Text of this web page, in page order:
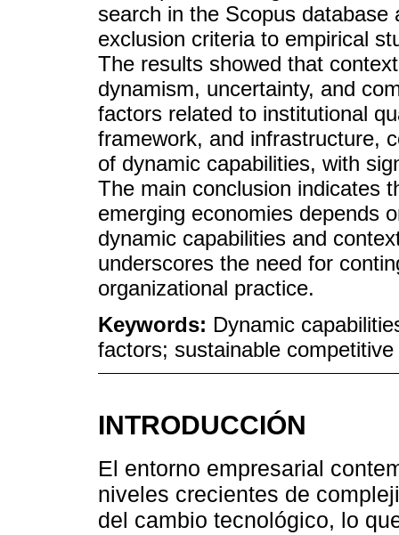
search in the Scopus database
exclusion criteria to empirical
The results showed that
dynamism, uncertainty, and
factors related to institutional
framework, and infrastructure,
of dynamic capabilities, with
The main conclusion indicates
emerging economies depends
dynamic capabilities and
underscores the need for
organizational practice.
Keywords: Dynamic
factors; sustainable
INTRODUCCIÓN
El entorno empresarial
niveles crecientes de
del cambio tecnológico, lo